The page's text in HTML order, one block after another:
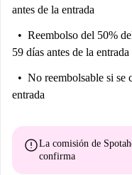
antes de la entrada
Reembolso del 50%
59 días antes de la entrada
No reembolsable si se
entrada
errorLa comisión de
confirma